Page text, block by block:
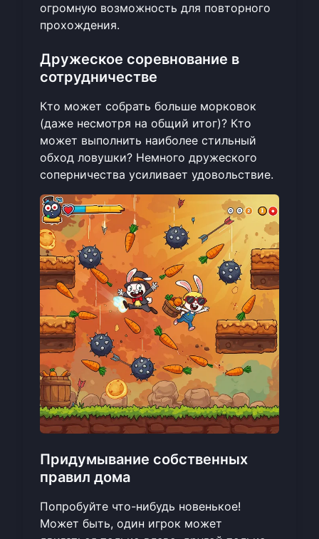
огромную возможность для повторного
прохождения.
Дружеское соревнование в
сотрудничестве
Кто может собрать больше морковок
(даже несмотря на общий итог)? Кто
может выполнить наиболее стильный
обход ловушки? Немного дружеского
соперничества усиливает удовольствие.
Придумывание собственных
правил дома
Попробуйте что-нибудь новенькое!
Может быть, один игрок может